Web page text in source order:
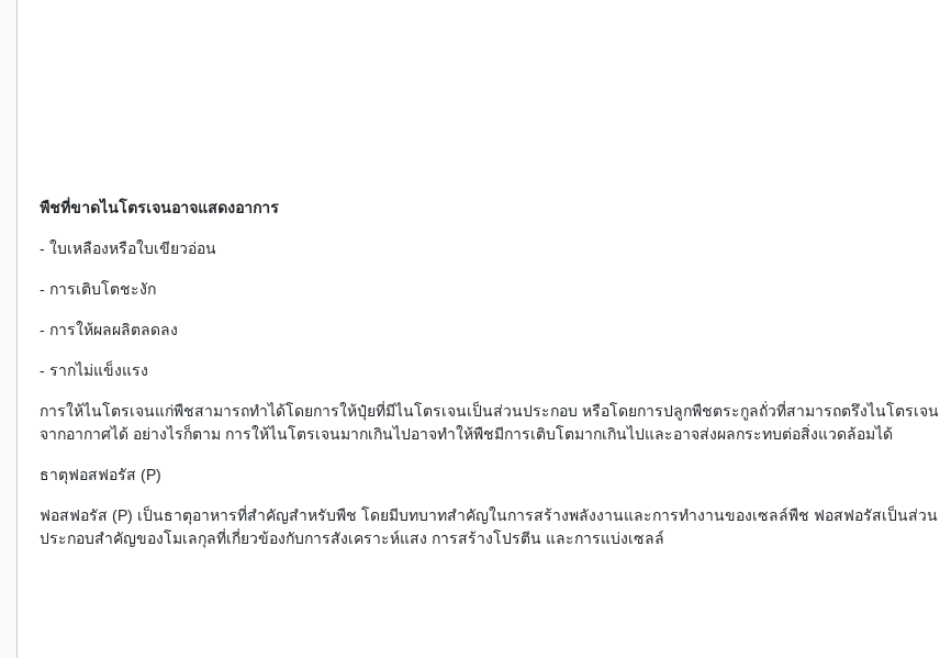
พืชที่ขาดไนโตรเจนอาจแสดงอาการ
- ใบเหลืองหรือใบเขียวอ่อน
- การเติบโตชะงัก
- การให้ผลผลิตลดลง
- รากไม่แข็งแรง
การให้ไนโตรเจนแก่พืชสามารถทำได้โดยการให้ปุ๋ยที่มีไนโตรเจนเป็นส่วนประกอบ หรือโดยการปลูกพืชตระกูลถั่วที่สามารถตรึงไนโตรเจน
จากอากาศได้ อย่างไรก็ตาม การให้ไนโตรเจนมากเกินไปอาจทำให้พืชมีการเติบโตมากเกินไปและอาจส่งผลกระทบต่อสิ่งแวดล้อมได้
ธาตุฟอสฟอรัส (P)
ฟอสฟอรัส (P) เป็นธาตุอาหารที่สำคัญสำหรับพืช โดยมีบทบาทสำคัญในการสร้างพลังงานและการทำงานของเซลล์พืช ฟอสฟอรัสเป็นส่วน
ประกอบสำคัญของโมเลกุลที่เกี่ยวข้องกับการสังเคราะห์แสง การสร้างโปรตีน และการแบ่งเซลล์